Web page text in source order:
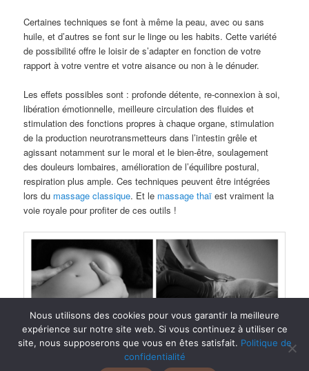
Certaines techniques se font à même la peau, avec ou sans
huile, et d’autres se font sur le linge ou les habits. Cette variété
de possibilité offre le loisir de s’adapter en fonction de votre
rapport à votre ventre et votre aisance ou non à le dénuder.
Les effets possibles sont : profonde détente, re-connexion à soi,
libération émotionnelle, meilleure circulation des fluides et
stimulation des fonctions propres à chaque organe, stimulation
de la production neurotransmetteurs dans l’intestin grêle et
agissant notamment sur le moral et le bien-être, soulagement
des douleurs lombaires, amélioration de l’équilibre postural,
respiration plus ample. Ces techniques peuvent être intégrées
lors du massage classique. Et le massage thaï est vraiment la
voie royale pour profiter de ces outils !
La liste desformations continuesque j’ai suivies vous donnera
une idée plus vaste de mes outils complémentaires.
Nous utilisons des cookies pour vous garantir la meilleure
expérience sur notre site web. Si vous continuez à utiliser ce
site, nous supposerons que vous en êtes satisfait. Politique de
confidentialité